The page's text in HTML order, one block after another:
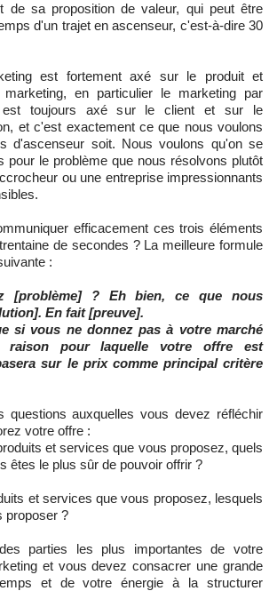
de sa proposition de valeur, qui peut être
d'un trajet en ascenseur, c'est-à-dire 30
est fortement axé sur le produit et
en particulier le marketing par
est toujours axé sur le client et sur le
et c'est exactement ce que nous voulons
d'ascenseur soit. Nous voulons qu'on se
pour le problème que nous résolvons plutôt
ou une entreprise impressionnants
efficacement ces trois éléments
de secondes ? La meilleure formule
:
[problème] ? Eh bien, ce que nous
En fait [preuve].
si vous ne donnez pas à votre marché
raison pour laquelle votre offre est
sur le prix comme principal critère
questions auxquelles vous devez réfléchir
votre offre :
et services que vous proposez, quels
êtes le plus sûr de pouvoir offrir ?
et services que vous proposez, lesquels
proposer ?
parties les plus importantes de votre
et vous devez consacrer une grande
et de votre énergie à la structurer